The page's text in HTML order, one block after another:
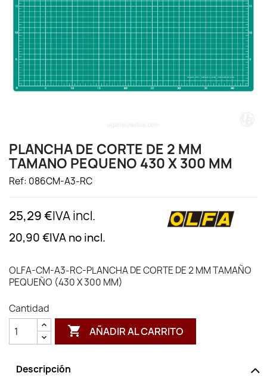
PLANCHA DE CORTE DE 2 MM
TAMANO PEQUENO 430 X 300 MM
Ref: 086CM-A3-RC
25,29 €IVA incl.
20,90 €IVA no incl.
OLFA-CM-A3-RC-PLANCHA DE CORTE DE 2 MM TAMAÑO
PEQUEÑO (430 X 300 MM)
Cantidad
 AÑADIR AL CARRITO
Descripción